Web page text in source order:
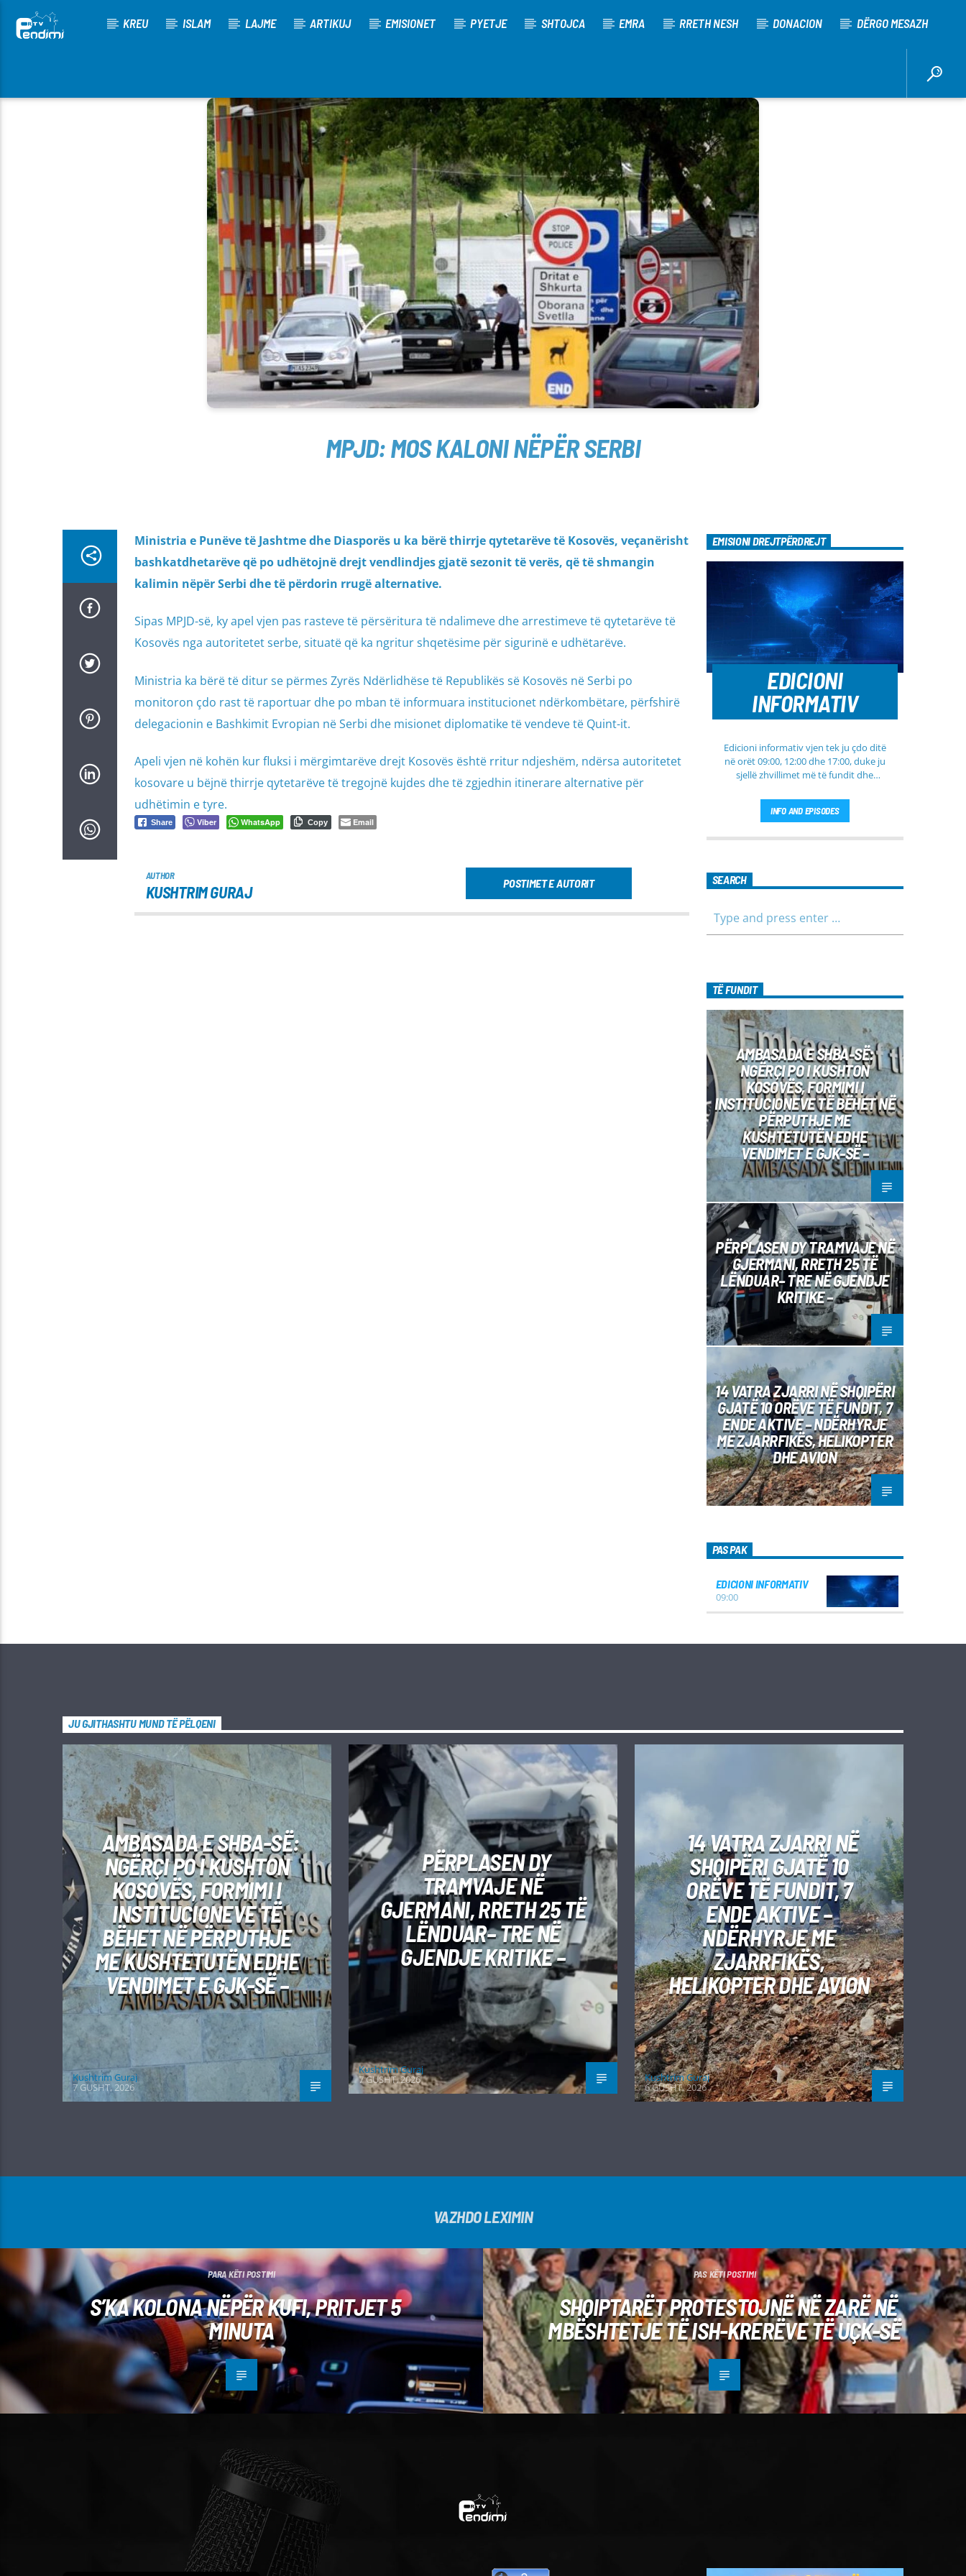
KREU ISLAM LAJME ARTIKUJ EMISIONET PYETJE SHTOJCA EMRA RRETH NESH DONACION DËRGO MESAZH
[There are no radio stations in the database]
MPJD: MOS KALONI NËPËR SERBI
Ministria e Punëve të Jashtme dhe Diasporës u ka bërë thirrje qytetarëve të Kosovës, veçanërisht
bashkatdhetarëve që po udhëtojnë drejt vendlindjes gjatë sezonit të verës, që të shmangin
kalimin nëpër Serbi dhe të përdorin rrugë alternative.
Sipas MPJD-së, ky apel vjen pas rasteve të përsëritura të ndalimeve dhe arrestimeve të qytetarëve të
Kosovës nga autoritetet serbe, situatë që ka ngritur shqetësime për sigurinë e udhëtarëve.
Ministria ka bërë të ditur se përmes Zyrës Ndërlidhëse të Republikës së Kosovës në Serbi po
monitoron çdo rast të raportuar dhe po mban të informuara institucionet ndërkombëtare, përfshirë
delegacionin e Bashkimit Evropian në Serbi dhe misionet diplomatike të vendeve të Quint-it.
Apeli vjen në kohën kur fluksi i mërgimtarëve drejt Kosovës është rritur ndjeshëm, ndërsa autoritetet
kosovare u bëjnë thirrje qytetarëve të tregojnë kujdes dhe të zgjedhin itinerare alternative për
udhëtimin e tyre.
Share Viber WhatsApp Copy Email
AUTHOR
KUSHTRIM GURAJ POSTIMET E AUTORIT
EMISIONI DREJTPËRDREJT
EDICIONI
INFORMATIV
Edicioni informativ vjen tek ju çdo ditë
në orët 09:00, 12:00 dhe 17:00, duke ju
sjellë zhvillimet më të fundit dhe
Kosova, rajoni dhe bota. Në këtë
edicion do të gjeni lajme të
përfshirë politikën, shoqërinë dhe
për sportin dhe parashikimin e motit.
Qëndroni me ne për informim të saktë,
INFO AND EPISODES
SEARCH
TË FUNDIT
AMBASADA E SHBA-SË:
NGËRÇI PO I KUSHTON
KOSOVËS, FORMIMI I
INSTITUCIONEVE TË BËHET NË
PËRPUTHJE ME
KUSHTETUTËN EDHE
VENDIMET E GJK-SË –
PËRPLASEN DY TRAMVAJE NË
GJERMANI, RRETH 25 TË
LËNDUAR– TRE NË GJENDJE
KRITIKE –
14 VATRA ZJARRI NË SHQIPËRI
GJATË 10 ORËVE TË FUNDIT, 7
ENDE AKTIVE – NDËRHYRJE
ME ZJARRFIKËS, HELIKOPTER
DHE AVION
PAS PAK
EDICIONI INFORMATIV
09:00
JU GJITHASHTU MUND TË PËLQENI
AMBASADA E SHBA-SË:
NGËRÇI PO I KUSHTON
KOSOVËS, FORMIMI I
INSTITUCIONEVE TË
BËHET NË PËRPUTHJE
ME KUSHTETUTËN EDHE
VENDIMET E GJK-SË –
Kushtrim Guraj
7 GUSHT, 2026
PËRPLASEN DY
TRAMVAJE NË
GJERMANI, RRETH 25 TË
LËNDUAR– TRE NË
GJENDJE KRITIKE –
Kushtrim Guraj
7 GUSHT, 2026
14 VATRA ZJARRI NË
SHQIPËRI GJATË 10
ORËVE TË FUNDIT, 7
ENDE AKTIVE –
NDËRHYRJE ME
ZJARRFIKËS,
HELIKOPTER DHE AVION
Kushtrim Guraj
6 GUSHT, 2026
VAZHDO LEXIMIN
PARA KËTI POSTIMI
S’KA KOLONA NËPËR KUFI, PRITJET 5
MINUTA
PAS KËTI POSTIMI
SHQIPTARËT PROTESTOJNË NË ZARË NË
MBËSHTETJE TË ISH-KRERËVE TË UÇK-SË